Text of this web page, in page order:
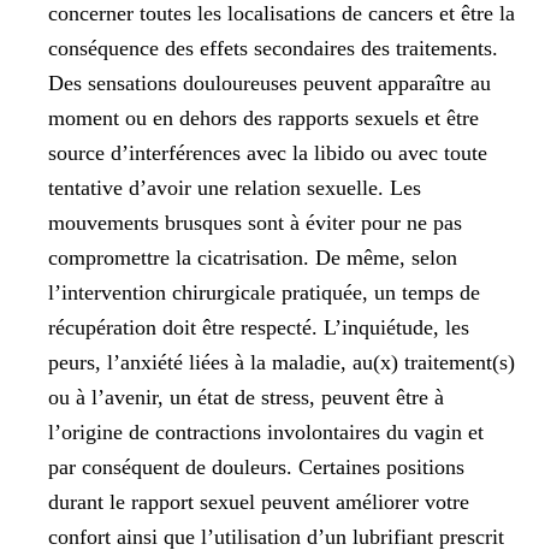
concerner toutes les localisations de cancers et être la
conséquence des effets secondaires des traitements.
Des sensations douloureuses peuvent apparaître au
moment ou en dehors des rapports sexuels et être
source d’interférences avec la libido ou avec toute
tentative d’avoir une relation sexuelle. Les
mouvements brusques sont à éviter pour ne pas
compromettre la cicatrisation. De même, selon
l’intervention chirurgicale pratiquée, un temps de
récupération doit être respecté. L’inquiétude, les
peurs, l’anxiété liées à la maladie, au(x) traitement(s)
ou à l’avenir, un état de stress, peuvent être à
l’origine de contractions involontaires du vagin et
par conséquent de douleurs. Certaines positions
durant le rapport sexuel peuvent améliorer votre
confort ainsi que l’utilisation d’un lubrifiant prescrit